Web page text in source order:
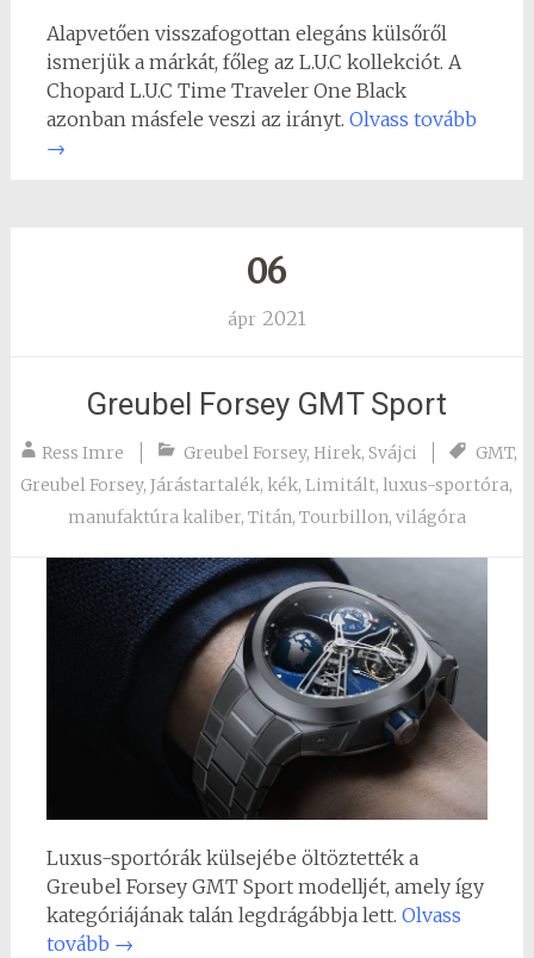
Alapvetően visszafogottan elegáns külsőről
ismerjük a márkát, főleg az L.U.C kollekciót. A
Chopard L.U.C Time Traveler One Black
azonban másfele veszi az irányt. Olvass tovább
→
06
ápr 2021
Greubel Forsey GMT Sport
Ress Imre Greubel Forsey,Hirek,Svájci GMT,
Greubel Forsey,Járástartalék, kék,Limitált,luxus-sportóra,
manufaktúra kaliber, Titán, Tourbillon, világóra
Luxus-sportórák külsejébe öltöztették a
Greubel Forsey GMT Sport modelljét, amely így
kategóriájának talán legdrágábbja lett. Olvass
tovább →